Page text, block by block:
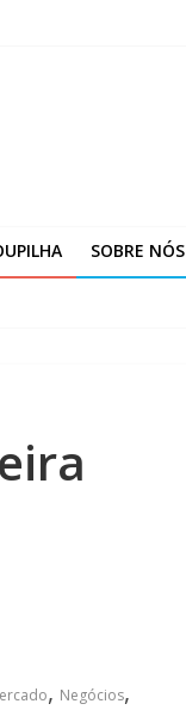
SOBRE NÓS
, Negócios,